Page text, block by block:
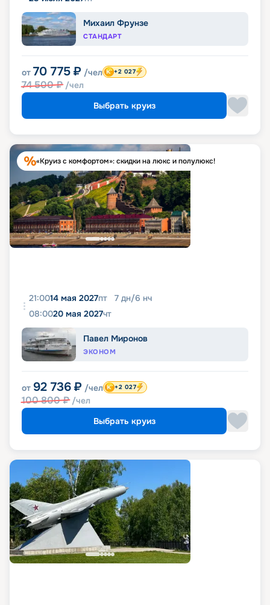
Михаил Фрунзе
СТАНДАРТ
от 70 775 ₽ /чел
74 500₽ /чел
+2 027
Выбрать круиз
«Круиз с комфортом»: скидки на люкс и полулюкс!
21:0014 мая 2027пт 7 дн/6 нч
08:0020 мая 2027чт
Павел Миронов
ЭКОНОМ
от 92 736 ₽ /чел
100 800₽ /чел
+2 027
Выбрать круиз